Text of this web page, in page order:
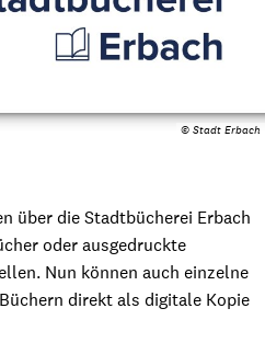
© Stadt Erbach
über die Stadtbücherei Erbach
oder ausgedruckte
Nun können auch einzelne
direkt als digitale Kopie